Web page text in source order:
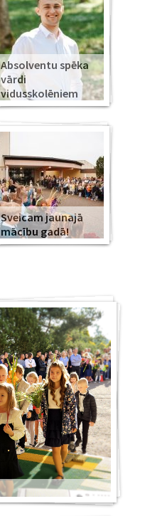
Absolventu spēka
vārdi
vidusskolēniem
Sveicam jaunajā
mācību gadā!